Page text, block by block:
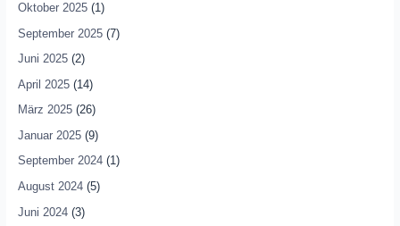
Oktober 2025(1)
September 2025(7)
Juni 2025(2)
April 2025(14)
März 2025(26)
Januar 2025(9)
September 2024(1)
August 2024(5)
Juni 2024(3)